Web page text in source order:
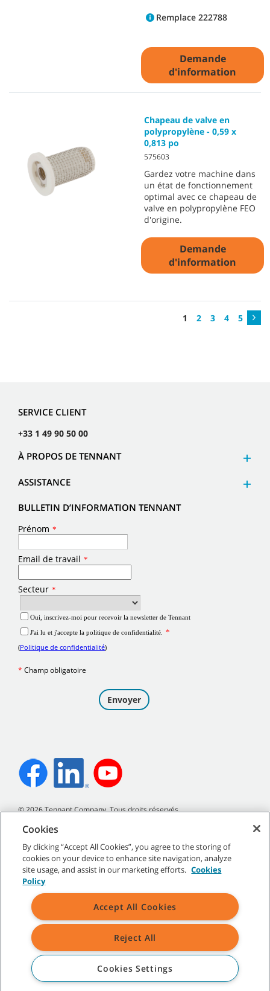
Remplace 222788
Demande
d'information
Chapeau de valve en
polypropylène - 0,59 x
0,813 po
575603
Gardez votre machine dans
un état de fonctionnement
optimal avec ce chapeau de
valve en polypropylène FEO
d'origine.
Demande
d'information
1 2 3 4 5
SERVICE CLIENT
+33 1 49 90 50 00
À PROPOS DE TENNANT
ASSISTANCE
BULLETIN D’INFORMATION TENNANT
©2026Tennant Company. Tous droits réservés.
Plan du site|Politiques générales|Conditions d’utilisation
Conditions de vente
Toutes les marques de commerce et tous les logos de Tennant
indiqués sont la propriété de Tennant Company et/ou de ses
sociétés affiliées ou filiales.
Cookies
By clicking “Accept All Cookies”, you agree to the storing of
cookies on your device to enhance site navigation, analyze
site usage, and assist in our marketing efforts. Cookies
Policy
Accept All Cookies
Reject All
Cookies Settings